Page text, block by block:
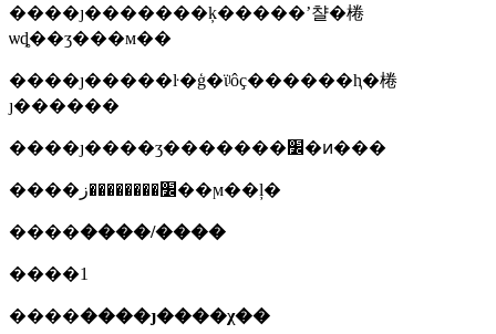
����ȷ�������ķ�����ʼ챨�棬
ѡȡ��ʒ���м��
����ȷ�����ŀ�ģ�ϊʲôҫ������ⱨ�棬
ȷ������
����ȷ����ʒ�������׼�ͷ���
����׼��������ز��ϻ��ļ�
��������/����
����1
��������ȷ����χ��